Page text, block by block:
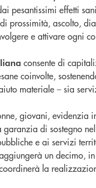
pesantissimi effetti
prossimità, ascolto,
e attivare ogni
consente di
coinvolte,
materiale – sia
giovani, evidenzia
garanzia di sostegno
e ai servizi
un decimo,
la